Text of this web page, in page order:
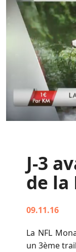
J-3
de la
09.11.16
La NFL
un 3ème